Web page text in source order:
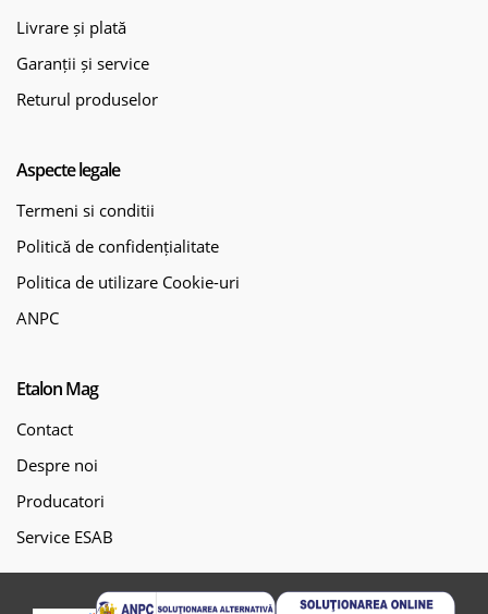
Livrare și plată
Garanții și service
Returul produselor
Aspecte legale
Termeni si conditii
Politică de confidențialitate
Politica de utilizare Cookie-uri
ANPC
Etalon Mag
Contact
Despre noi
Producatori
Service ESAB